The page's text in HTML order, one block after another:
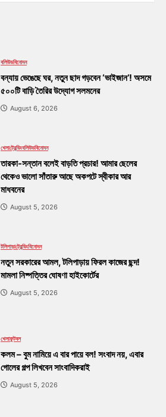
বলিউডবিনোদন
বন্যায় ভেঙেছে ঘর, নতুন ছাদ গড়বেন ‘ভাইজান’! অসমে
৫০০টি বাড়ি তৈরির উদ্যোগ সলমনের
August 6, 2026
খেলাট্রেন্ডিংবলিউডবিনোদন
তারকা-সন্তান বলেই বাড়তি প্রচার! আমার ছেলের
থেকেও ভালো সাঁতারু আছে অকপটে স্বীকার আর
মাধবনের
August 5, 2026
টলিপাড়াট্রেন্ডিংবিনোদন
নতুন সরকারের আমল, টলিপাড়ায় ফিরল কাজের ছন্দ!
মামলা নিষ্পত্তির ঘোষণা হাইকোর্টের
August 5, 2026
খেলাফুটবল
কলম – বুম নামিয়ে এ বার পায়ে বল! সংবাদ নয়, এবার
গোলের গল্প লিখবেন সাংবাদিকরাই
August 5, 2026